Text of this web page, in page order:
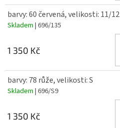
barvy: 60 červená, velikosti: 11/12
Skladem | 696/135
1 350 Kč
barvy: 78 růže, velikosti: S
Skladem | 696/S9
1 350 Kč